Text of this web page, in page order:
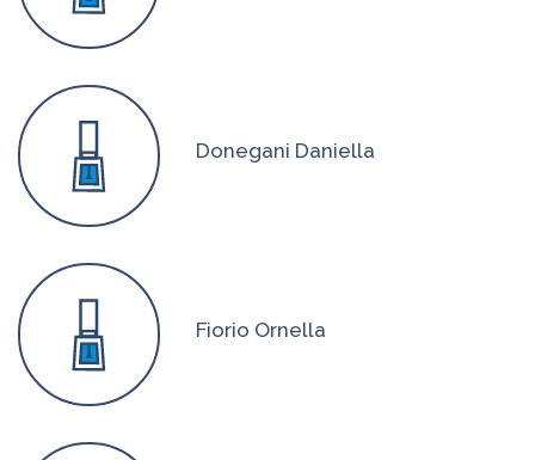
Donegani Daniella
Fiorio Ornella